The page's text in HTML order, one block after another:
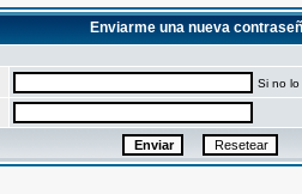
Enviarme una nueva
Si no lo